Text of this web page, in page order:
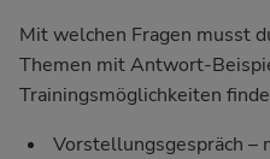
Mit welchen Fragen musst
Themen mit Antwort-
Trainingsmöglichkeiten
Vorstellungsgespräch –